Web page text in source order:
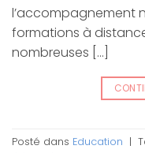
l’accompagnement
formations à
nombreuses […]
Posté dans Education